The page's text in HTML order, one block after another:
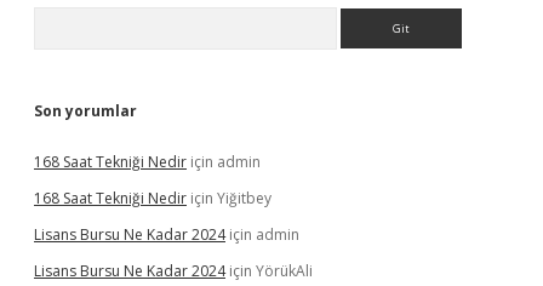
Son yorumlar
168 Saat Tekniği Nedir için admin
168 Saat Tekniği Nedir için Yiğitbey
Lisans Bursu Ne Kadar 2024için admin
Lisans Bursu Ne Kadar 2024için YörükAli